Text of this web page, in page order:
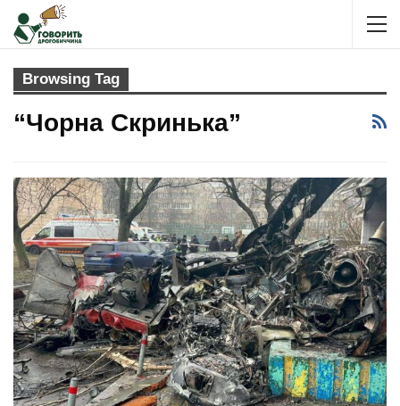
Browsing Tag
“чорна Скринька”